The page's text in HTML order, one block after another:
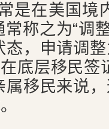
是在美国境
称之为“调
态，申请调
底层移民签
移民来说